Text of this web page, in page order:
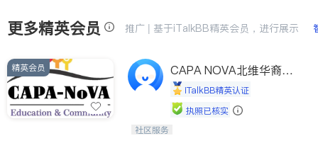
建筑装修 教育
养老 非盈利组织
Buffalo & Syracuse
Westchester County & Orange
County
Albany
更多精英会员 推广 | 基于iTalkBB精英会员，进行展示
精英会员
CAPA NOVA北维华裔家
长会iTalkBB精英认证
执照已核实
连接家长与社会，赋能孩子与下一代，
社区服务